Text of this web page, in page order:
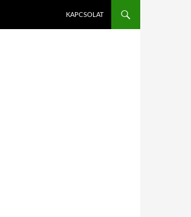
KAPCSOLAT